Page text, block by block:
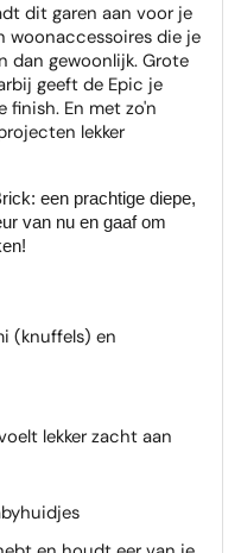
dit garen aan voor je
woonaccessoires die je
dan gewoonlijk. Grote
geeft de Epic je
En met zo'n
lekker
een prachtige diepe,
van nu en gaaf om
(knuffels) en
lekker zacht aan